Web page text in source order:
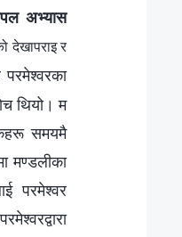
अभ्यास
देखापराइ र
थियो। म
समयमै
मण्डलीका
परमेश्‍वर